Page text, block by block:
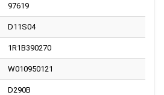
97619
D11S04
1R1B390270
W010950121
D290B